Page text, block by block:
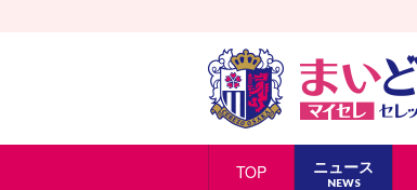
TOP ニュース
NEWS